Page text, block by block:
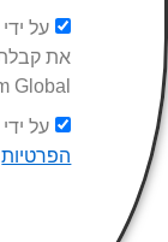
על
את קבלת
Global
על
הפרטיות